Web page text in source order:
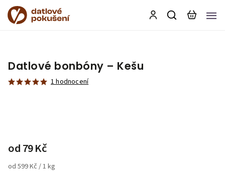
Datlové bonbóny – Kešu
1 hodnocení
od79 Kč
od 599 Kč / 1 kg